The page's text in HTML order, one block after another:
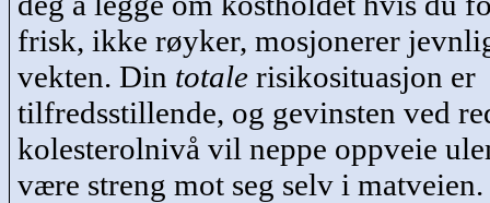
frisk, ikke røyker, mosjonerer
vekten. Din totalerisikosituasjon er
tilfredsstillende, og gevinsten ved
kolesterolnivå vil neppe oppveie
være streng mot seg selv i